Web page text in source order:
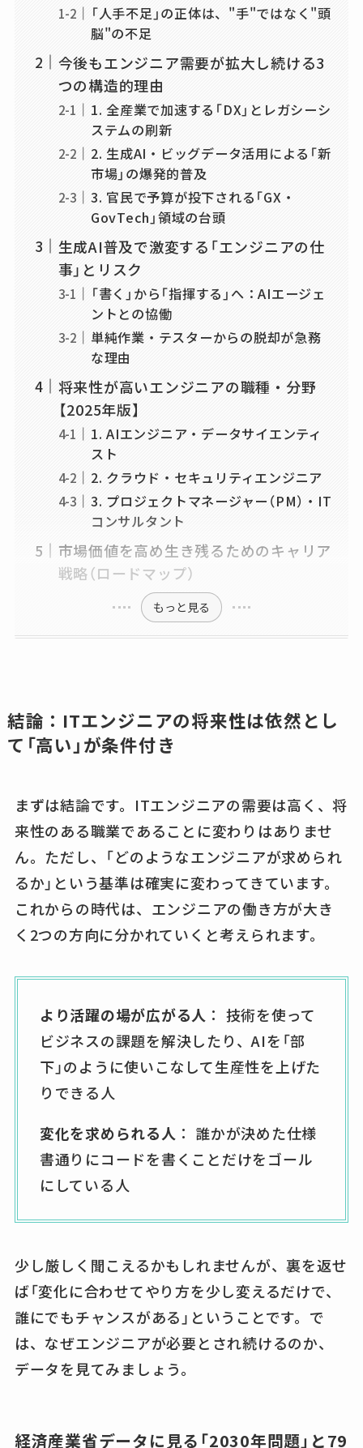
「人手不足」の正体は、"手"ではなく"頭
脳"の不足
今後もエンジニア需要が拡大し続ける3
つの構造的理由
1. 全産業で加速する「DX」とレガシーシ
ステムの刷新
2. 生成AI・ビッグデータ活用による「新
市場」の爆発的普及
3. 官民で予算が投下される「GX・
GovTech」領域の台頭
生成AI普及で激変する「エンジニアの仕
事」とリスク
「書く」から「指揮する」へ：AIエージェ
ントとの協働
単純作業・テスターからの脱却が急務
な理由
将来性が高いエンジニアの職種・分野
【2025年版】
1. AIエンジニア・データサイエンティ
スト
2. クラウド・セキュリティエンジニア
3. プロジェクトマネージャー（PM）・IT
コンサルタント
市場価値を高め生き残るためのキャリア
戦略（ロードマップ）
もっと見る
結論：ITエンジニアの将来性は依然とし
て「高い」が条件付き
まずは結論です。ITエンジニアの需要は高く、将
来性のある職業であることに変わりはありませ
ん。ただし、「どのようなエンジニアが求められ
るか」という基準は確実に変わってきています。
これからの時代は、エンジニアの働き方が大き
く2つの方向に分かれていくと考えられます。
より活躍の場が広がる人 ： 技術を使って
ビジネスの課題を解決したり、AIを「部
下」のように使いこなして生産性を上げた
りできる人
変化を求められる人 ： 誰かが決めた仕様
書通りにコードを書くことだけをゴール
にしている人
少し厳しく聞こえるかもしれませんが、裏を返せ
ば「変化に合わせてやり方を少し変えるだけで、
誰にでもチャンスがある」ということです。で
は、なぜエンジニアが必要とされ続けるのか、
データを見てみましょう。
経済産業省データに見る「2030年問題」と79